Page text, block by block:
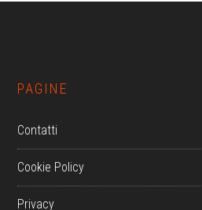
PAGINE
Contatti
Cookie Policy
Privacy